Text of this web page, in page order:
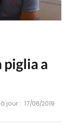
piglia a
jour : 17/06/2019